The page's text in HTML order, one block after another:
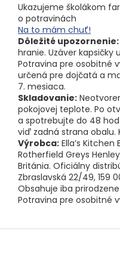
Ukazujeme školákom
o potravinách
Na to mám chuť!
Dôležité upozornenie:
hranie. Uzáver
Potravina pre osobitné
určená pre dojčatá a
7. mesiaca.
Skladovanie:
pokojovej teplote. Po
a spotrebujte do 48
viď zadná strana obalu.
Výrobca: Ella’s Kitchen
Rotherfield Greys
Británia. Oficiálny
Zbraslavská 22/49, 159
Obsahuje iba
Potravina pre osobitné